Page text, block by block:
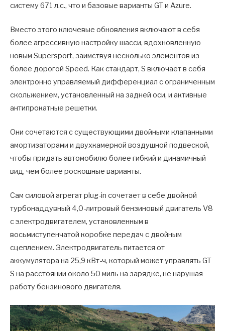
систему 671 л.с., что и базовые варианты GT и Azure.
Вместо этого ключевые обновления включают в себя
более агрессивную настройку шасси, вдохновленную
новым Supersport, заимствуя несколько элементов из
более дорогой Speed. Как стандарт, S включает в себя
электронно управляемый дифференциал с ограниченным
скольжением, установленный на задней оси, и активные
антипрокатные решетки.
Они сочетаются с существующими двойными клапанными
амортизаторами и двухкамерной воздушной подвеской,
чтобы придать автомобилю более гибкий и динамичный
вид, чем более роскошные варианты.
Сам силовой агрегат plug-in сочетает в себе двойной
турбонаддувный 4,0-литровый бензиновый двигатель V8
с электродвигателем, установленным в
восьмиступенчатой коробке передач с двойным
сцеплением. Электродвигатель питается от
аккумулятора на 25,9 кВт-ч, который может управлять GT
S на расстоянии около 50 миль на зарядке, не нарушая
работу бензинового двигателя.